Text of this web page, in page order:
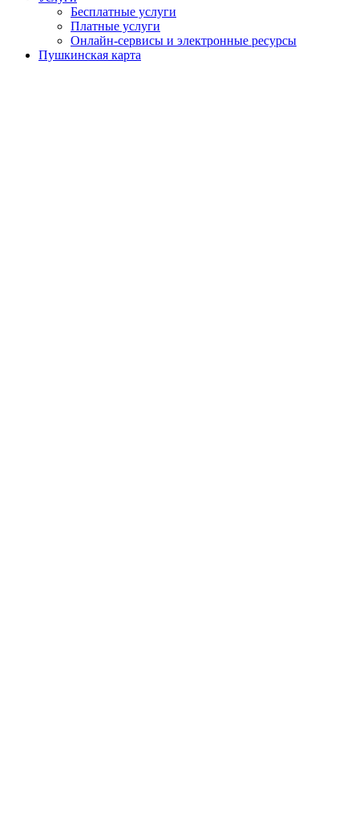
Бесплатные услуги
Платные услуги
Онлайн-сервисы и электронные ресурсы
Пушкинская карта